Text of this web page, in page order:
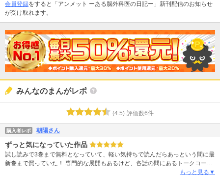
会員登録をすると「アンメット ーある脳外科医の日記ー」新刊配信のお知らせ
が受け取れます。
みんなのまんがレポ
(4.5) 評価数6件
購入者レポ 朝陽さん
ずっと気になっていた作品
試し読みで3巻まで無料となっていて、軽い気持ちで読んだらあっという間に最
新巻まで買っていた！ 専門的な展開もあるけど、各話の間にあるトークコーナ
ー(？)で、キャラ同士の対談みたいなのがあって説明されてて分かりやすい！
もっと見る▼